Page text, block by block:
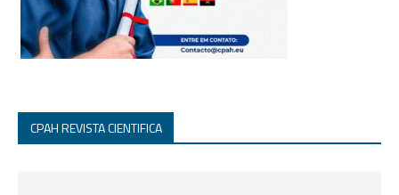
CPAH REVISTA CIENTIFICA